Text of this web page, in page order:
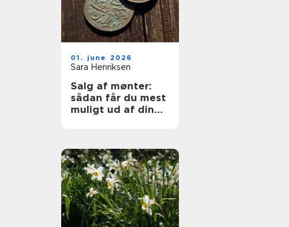
01. june 2026
Sara Henriksen
Salg af mønter:
sådan får du mest
muligt ud af din